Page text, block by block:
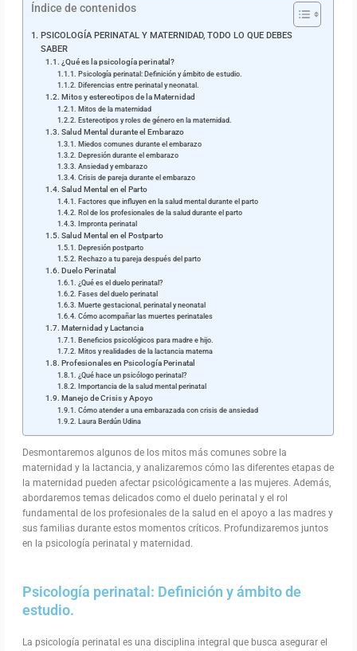
Índice de contenidos
PSICOLOGÍA PERINATAL Y MATERNIDAD, TODO LO QUE DEBES
SABER
¿Qué es la psicología perinatal?
Psicología perinatal: Definición y ámbito de estudio.
Diferencias entre perinatal y neonatal.
Mitos y estereotipos de la Maternidad
Mitos de la maternidad
Estereotipos y roles de género en la maternidad.
Salud Mental durante el Embarazo
Miedos comunes durante el embarazo
Depresión durante el embarazo
Ansiedad y embarazo
Crisis de pareja durante el embarazo
Salud Mental en el Parto
Factores que influyen en la salud mental durante el parto
Rol de los profesionales de la salud durante el parto
Impronta perinatal
Salud Mental en el Postparto
Depresión postparto
Rechazo a tu pareja después del parto
Duelo Perinatal
¿Qué es el duelo perinatal?
Fases del duelo perinatal
Muerte gestacional, perinatal y neonatal
Cómo acompañar las muertes perinatales
Maternidad y Lactancia
Beneficios psicológicos para madre e hijo.
Mitos y realidades de la lactancia materna
Profesionales en Psicología Perinatal
¿Qué hace un psicólogo perinatal?
Importancia de la salud mental perinatal
Manejo de Crisis y Apoyo
Cómo atender a una embarazada con crisis de ansiedad
Laura Berdún Udina
Desmontaremos algunos de los mitos más comunes sobre la
maternidad y la lactancia, y analizaremos cómo las diferentes etapas de
la maternidad pueden afectar psicológicamente a las mujeres. Además,
abordaremos temas delicados como el duelo perinatal y el rol
fundamental de los profesionales de la salud en el apoyo a las madres y
sus familias durante estos momentos críticos. Profundizaremos juntos
en la psicología perinatal y maternidad.
Psicología perinatal: Definición y ámbito de
estudio.
La psicología perinatal es una disciplina integral que busca asegurar el